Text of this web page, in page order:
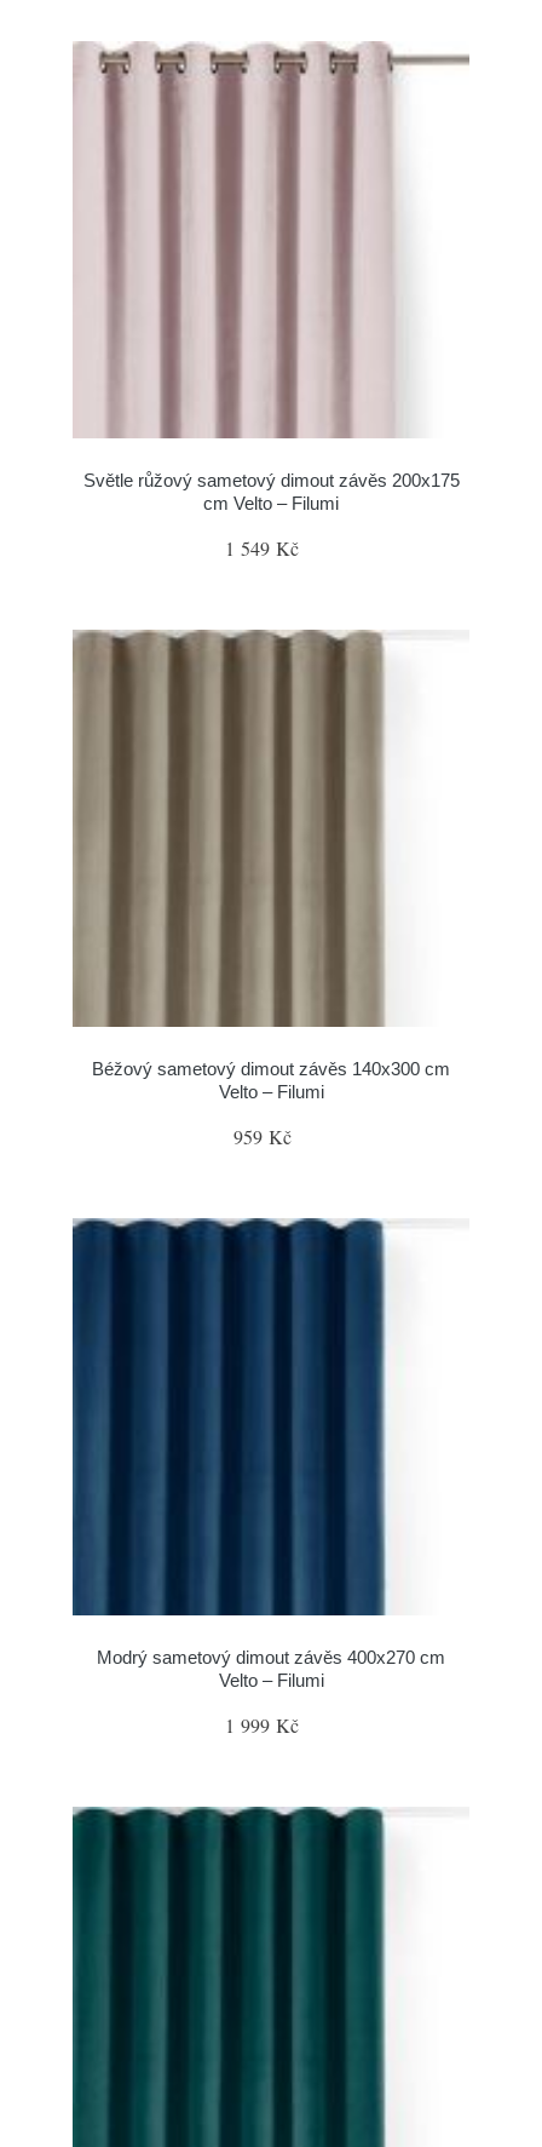
Světle růžový sametový dimout závěs 200x175
cm Velto – Filumi
1 549 Kč
Béžový sametový dimout závěs 140x300 cm
Velto – Filumi
959 Kč
Modrý sametový dimout závěs 400x270 cm
Velto – Filumi
1 999 Kč